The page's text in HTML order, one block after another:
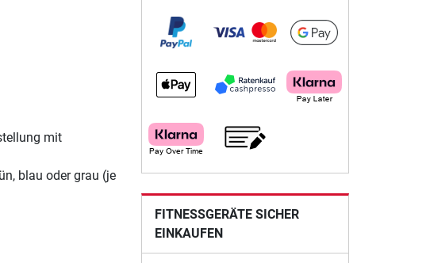
mit
blau oder grau (je
FITNESSGERÄTE SICHER
EINKAUFEN